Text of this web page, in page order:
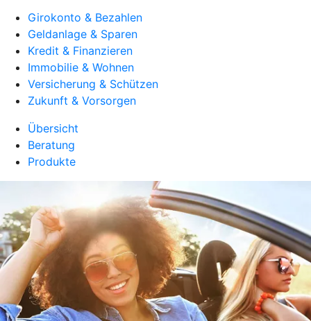
Girokonto & Bezahlen
Geldanlage & Sparen
Kredit & Finanzieren
Immobilie & Wohnen
Versicherung & Schützen
Zukunft & Vorsorgen
Übersicht
Beratung
Produkte